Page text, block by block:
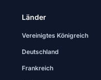
Länder
Vereinigtes Königreich
Deutschland
Frankreich